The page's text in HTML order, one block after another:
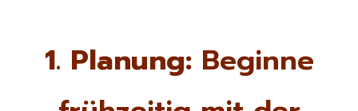
1. Planung:Beginne